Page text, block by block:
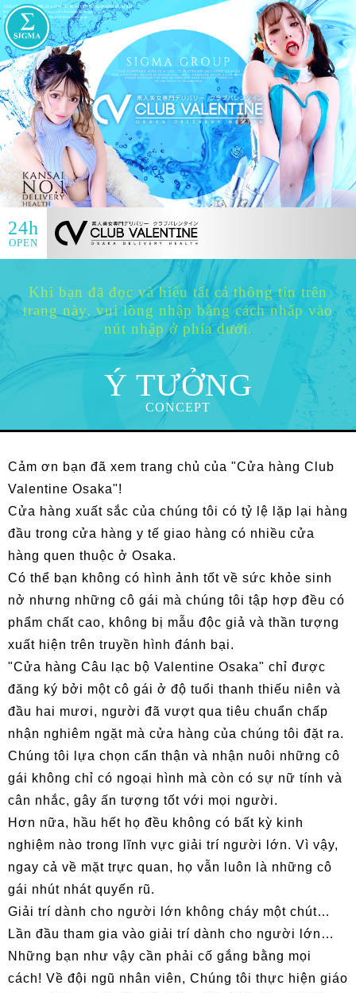
24h
OPEN
Khi bạn đã đọc và hiểu tất cả thông tin trên
trang này, vui lòng nhập bằng cách nhấp vào
nút nhập ở phía dưới.
Ý TƯỞNG
CONCEPT
Cảm ơn bạn đã xem trang chủ của "Cửa hàng Club
Valentine Osaka"!
Cửa hàng xuất sắc của chúng tôi có tỷ lệ lặp lại hàng
đầu trong cửa hàng y tế giao hàng có nhiều cửa
hàng quen thuộc ở Osaka.
Có thể bạn không có hình ảnh tốt về sức khỏe sinh
nở nhưng những cô gái mà chúng tôi tập hợp đều có
phẩm chất cao, không bị mẫu độc giả và thần tượng
xuất hiện trên truyền hình đánh bại.
"Cửa hàng Câu lạc bộ Valentine Osaka" chỉ được
đăng ký bởi một cô gái ở độ tuổi thanh thiếu niên và
đầu hai mươi, người đã vượt qua tiêu chuẩn chấp
nhận nghiêm ngặt mà cửa hàng của chúng tôi đặt ra.
Chúng tôi lựa chọn cẩn thận và nhận nuôi những cô
gái không chỉ có ngoại hình mà còn có sự nữ tính và
cân nhắc, gây ấn tượng tốt với mọi người.
Hơn nữa, hầu hết họ đều không có bất kỳ kinh
nghiệm nào trong lĩnh vực giải trí người lớn. Vì vậy,
ngay cả về mặt trực quan, họ vẫn luôn là những cô
gái nhút nhát quyến rũ.
Giải trí dành cho người lớn không cháy một chút…
Lần đầu tham gia vào giải trí dành cho người lớn…
Những bạn như vậy cần phải cố gắng bằng mọi
cách! Về đội ngũ nhân viên, Chúng tôi thực hiện giáo